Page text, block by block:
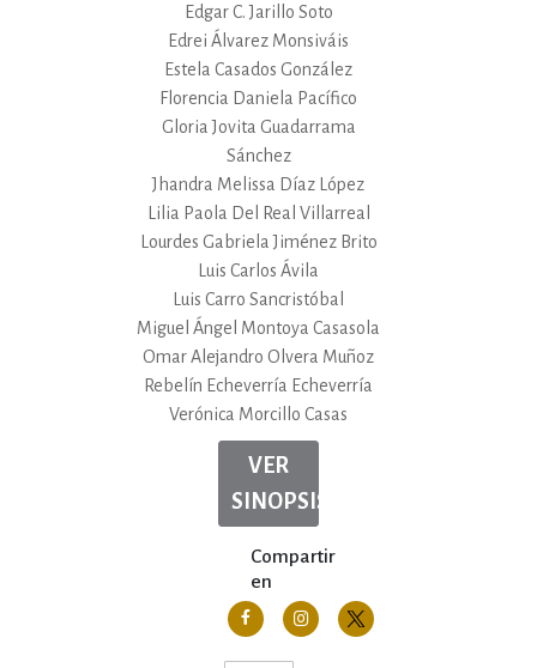
Edgar C. Jarillo Soto
Edrei Álvarez Monsiváis
Estela Casados González
Florencia Daniela Pacífico
Gloria Jovita Guadarrama
Sánchez
Jhandra Melissa Díaz López
Lilia Paola Del Real Villarreal
Lourdes Gabriela Jiménez Brito
Luis Carlos Ávila
Luis Carro Sancristóbal
Miguel Ángel Montoya Casasola
Omar Alejandro Olvera Muñoz
Rebelín Echeverría Echeverría
Verónica Morcillo Casas
VER
SINOPSIS
Compartir
en